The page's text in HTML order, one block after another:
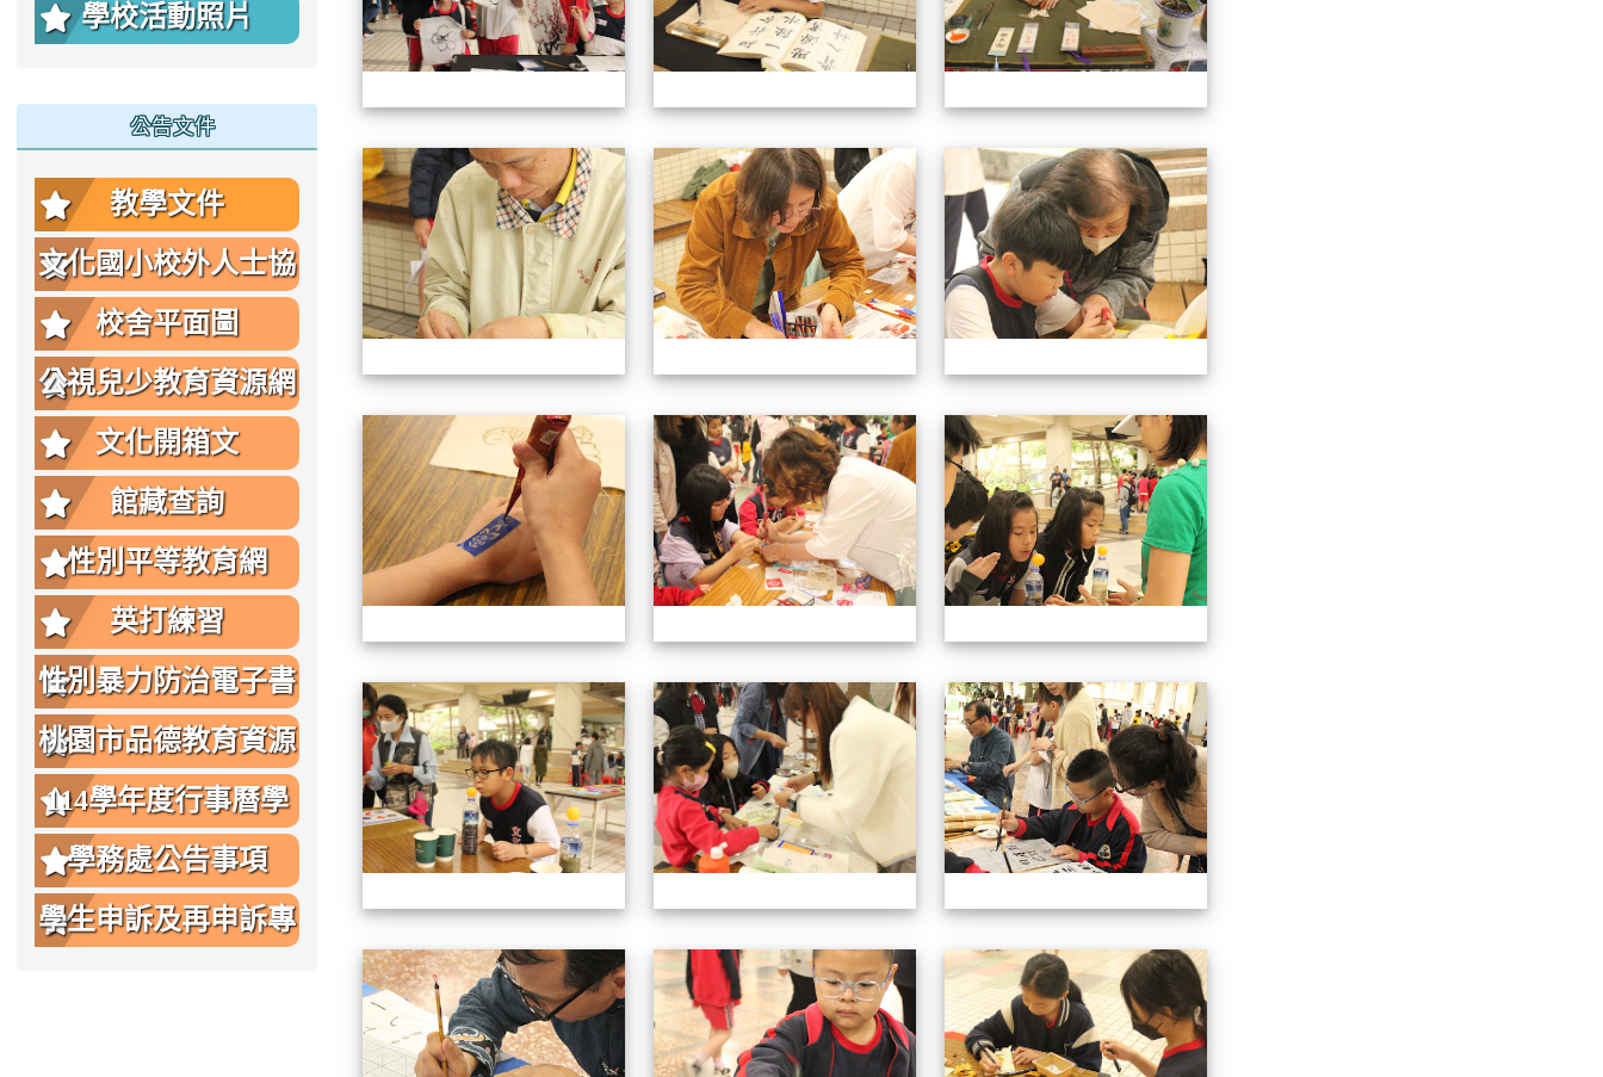
113學年藝術季 113學年藝術季 113學年藝術季
113學年藝術季 113學年藝術季 113學年藝術季
113學年藝術季 113學年藝術季
113學年藝術季 113學年藝術季
學校活動照片
公告文件
教學文件
文化國小校外人士協
助教學或活動要點
校舍平面圖
公視兒少教育資源網
文化開箱文
館藏查詢
性別平等教育網
英打練習
性別暴力防治電子書
桃園市品德教育資源
網
114學年度行事曆學
生版
學務處公告事項
學生申訴及再申訴專